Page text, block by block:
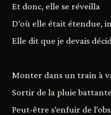
Et donc, elle se réveilla
D’où elle était étendue,
Elle dit que je devais
Monter dans un train à
Sortir de la pluie battante
Peut-être s’enfuir de